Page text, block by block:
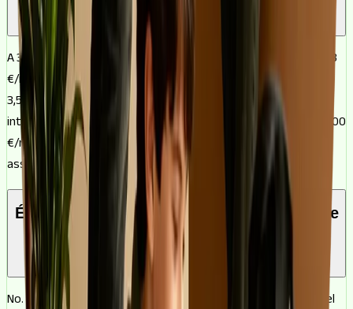
A 30 anys, una hipoteca de 150.000 € deixa una quota d'uns 593
€/mes amb un TIN del 2,5%, i d'uns 674 €/mes si el tipus és del
3,5%. Escurçant el termini la quota creix però estalvies
interessos: a 20 anys voltaries els 795 €/mes i a 15 anys els 1.000
€/mes. Són càlculs de capital més interessos, sense comptar
assegurances ni productes vinculats.
És el mateix una hipoteca de 150.000 € que
un pis de 150.000 €?
No. El que demanes al banc (la hipoteca) i el que costa la casa (el